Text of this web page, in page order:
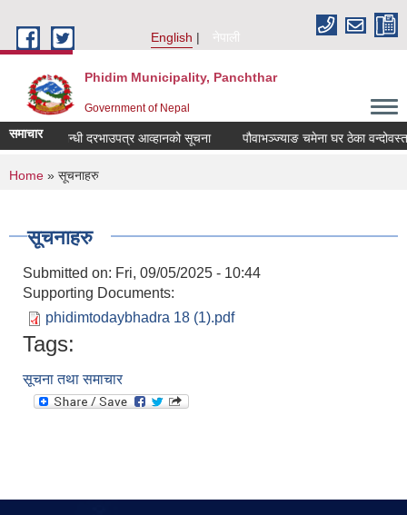
English
नेपाली
Phidim Municipality, Panchthar
Government of Nepal
समाचारसम्बन्धी दरभाउपत्र आव्हानको सूचना पौवाभञ्ज्याङ चमेना घर ठेका
You are here
Home » सूचनाहरु
सूचनाहरु
Submitted on: Fri, 09/05/2025 - 10:44
Supporting Documents:
phidimtodaybhadra 18 (1).pdf
Tags:
सूचना तथा समाचार